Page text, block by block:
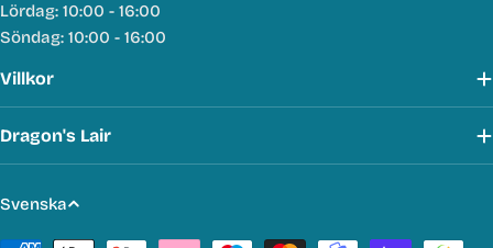
Lördag: 10:00 - 16:00
Söndag: 10:00 - 16:00
Villkor
Dragon's Lair
S
p
Svenska